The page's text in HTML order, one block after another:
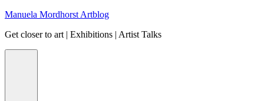
Skip
content
Manuela Mordhorst Artblog
Get closer to art | Exhibitions | Artist Talks